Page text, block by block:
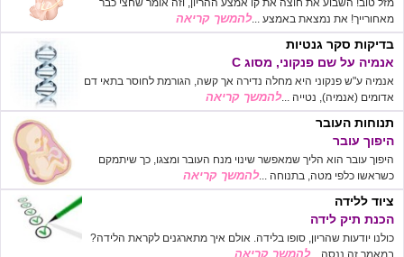
מזל טוב! השבוע את חוצה את קו אמצע ההריון, וזה אומר שחצי כבר
מאחורייך! את נמצאת באמצע ...להמשך קריאה
בדיקות סקר גנטיות
אנמיה על שם פנקוני, מסוג C
אנמיה ע"ש פנקוני היא מחלה נדירה אך קשה, הגורמת לחוסר בתאי דם
אדומים (אנמיה), נטייה ...להמשך קריאה
תנוחות העובר
היפוך עובר
היפוך עובר הוא הליך שמאפשר שינוי מנח העובר ומצגו, כך שיתמקם
כשראשו כלפי מטה, בתנוחה ...להמשך קריאה
ציוד ללידה
הכנת תיק לידה
כולנו יודעות שהריון, סופו בלידה. אולם איך מתארגנים לקראת הלידה?
במאמר זה ננסה ...להמשך קריאה